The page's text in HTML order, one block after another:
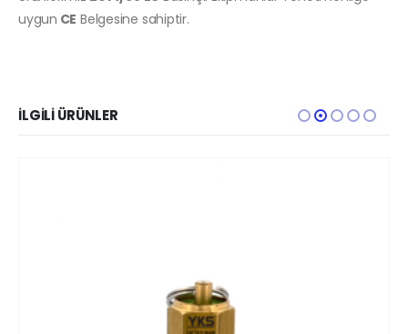
uygun CE Belgesine sahiptir.
İLGILI ÜRÜNLER